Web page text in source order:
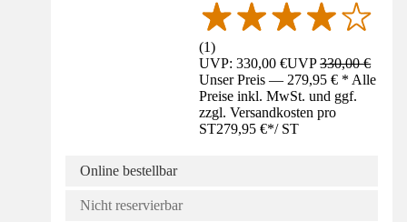
(1)
UVP: 330,00 €UVP330,00 €
Unser Preis — 279,95 € * Alle
Preise inkl. MwSt. und ggf.
zzgl. Versandkosten pro
ST279,95 €*/ ST
Online bestellbar
Nicht reservierbar